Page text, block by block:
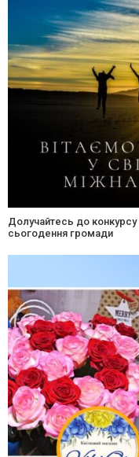
Долучайтесь до
сьогодення громади